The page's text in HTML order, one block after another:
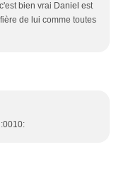
bien vrai Daniel est
de lui comme toutes